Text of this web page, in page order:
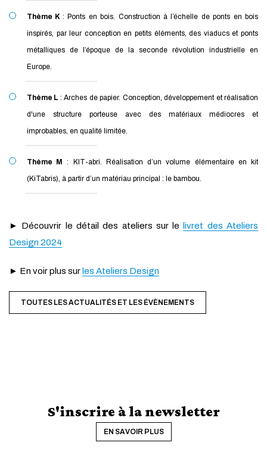
Thème K : Ponts en bois. Construction à l’échelle de ponts en bois
inspirés, par leur conception en petits éléments, des viaducs et ponts
métalliques de l’époque de la seconde révolution industrielle en
Europe.
Thème L : Arches de papier. Conception, développement et réalisation
d'une structure porteuse avec des matériaux médiocres et
improbables, en qualité limitée.
Thème M
: KIT-abri. Réalisation d’un volume élémentaire en kit
(KiTabris), à partir d’un matériau principal : le bambou.
► Découvrir le détail des ateliers sur le
livret des Ateliers
Design 2024
► En voir plus sur les Ateliers Design
TOUTES LES ACTUALITÉS ET LES ÉVÈNEMENTS
S'inscrire à la newsletter
EN SAVOIR PLUS